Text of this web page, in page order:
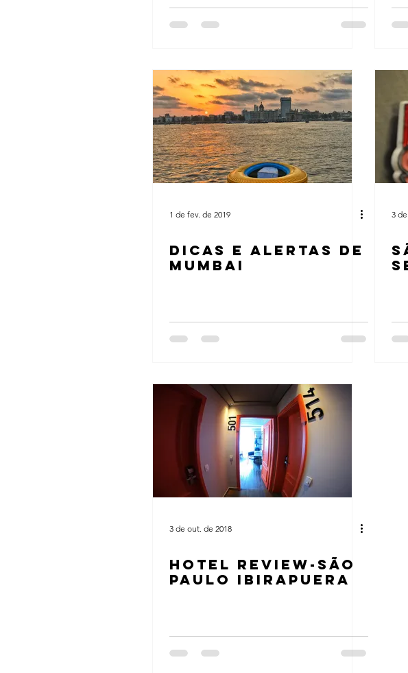
1 de fev. de 2019
DICAS E ALERTAS DE
MUMBAI
3
3 de out. de 2018
HOTEL REVIEW-SÃO
PAULO IBIRAPUERA